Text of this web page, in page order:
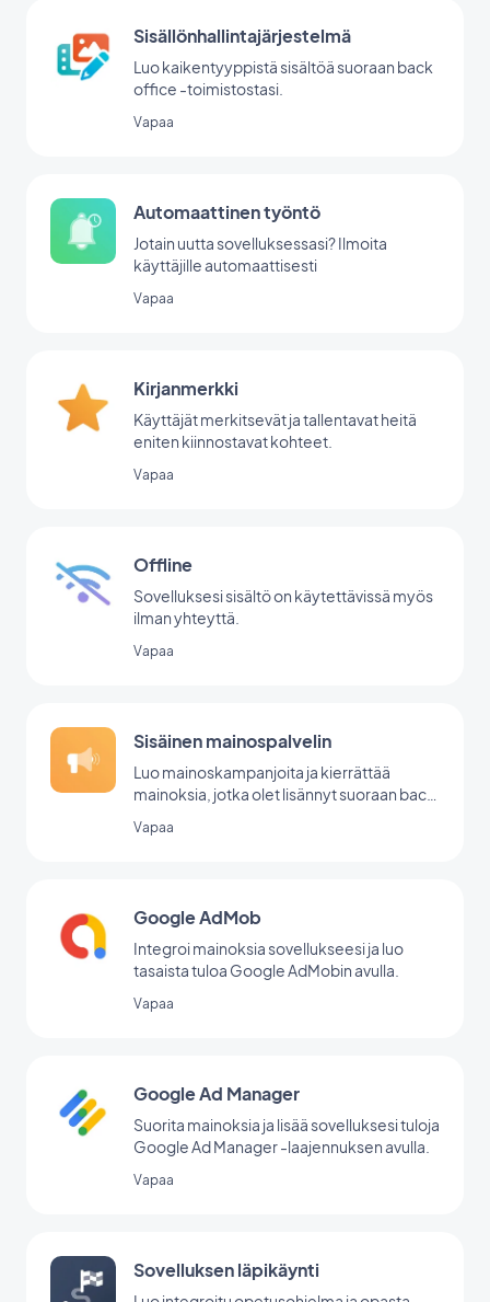
Sisällönhallintajärjestelmä
Luo kaikentyyppistä sisältöä suoraan back
office -toimistostasi.
Vapaa
Automaattinen työntö
Jotain uutta sovelluksessasi? Ilmoita
käyttäjille automaattisesti
Vapaa
Kirjanmerkki
Käyttäjät merkitsevät ja tallentavat heitä
eniten kiinnostavat kohteet.
Vapaa
Offline
Sovelluksesi sisältö on käytettävissä myös
ilman yhteyttä.
Vapaa
Sisäinen mainospalvelin
Luo mainoskampanjoita ja kierrättää
mainoksia, jotka olet lisännyt suoraan back
Vapaa
Google AdMob
Integroi mainoksia sovellukseesi ja luo
tasaista tuloa Google AdMobin avulla.
Vapaa
Google Ad Manager
Suorita mainoksia ja lisää sovelluksesi tuloja
Google Ad Manager -laajennuksen avulla.
Vapaa
Sovelluksen läpikäynti